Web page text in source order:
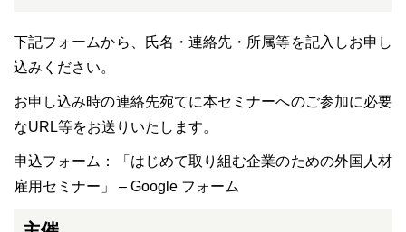
下記フォームから、氏名・連絡先・所属等を記入しお申し
込みください。
お申し込み時の連絡先宛てに本セミナーへのご参加に必要
なURL等をお送りいたします。
申込フォーム：
「はじめて取り組む企業のための外国人材
雇用セミナー」 – Google フォーム